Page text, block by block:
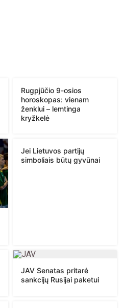
Rugpjūčio 9-osios
horoskopas: vienam
ženklui – lemtinga
kryžkelė
Jei Lietuvos partijų
simboliais būtų gyvūnai
JAV Senatas pritarė
sankcijų Rusijai paketui